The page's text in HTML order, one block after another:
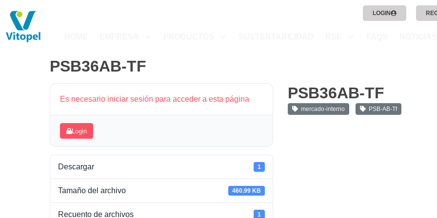
LOGIN
PSB36AB-TF
Es necesario iniciar sesión para acceder a esta página
Login
Descargar 1
Tamaño del archivo 460.99 KB
Recuento de archivos 1
PSB36AB-TF
mercado-interno PSB-AB-Tf